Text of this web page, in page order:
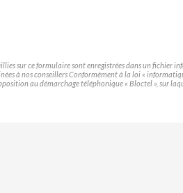
sur ce formulaire sont enregistrées dans un fichier
à nos conseillers Conformément à la loi «
au démarchage téléphonique « Bloctel », sur